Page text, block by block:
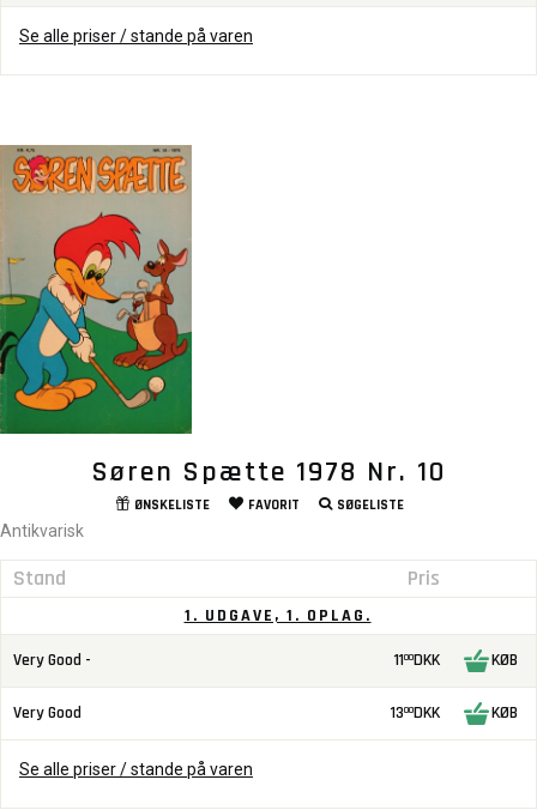
Se alle priser / stande på varen
Søren Spætte 1978 Nr. 10
ØNSKELISTE FAVORIT SØGELISTE
Antikvarisk
Stand Pris
1. UDGAVE, 1. OPLAG.
Very Good - 1100DKK KØB
Very Good 1300DKK KØB
Se alle priser / stande på varen